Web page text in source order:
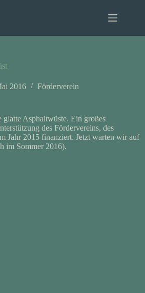
2016 Förderverein
Asphaltwüste. Ein großes
des Fördervereins, des
Jahr 2015 finanziert. Jetzt warten wir auf
im Sommer 2016).